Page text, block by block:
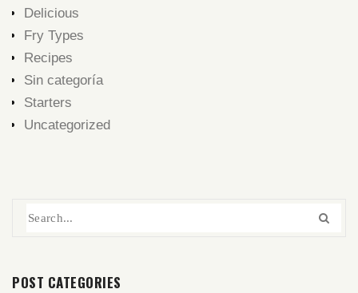
Delicious
Fry Types
Recipes
Sin categoría
Starters
Uncategorized
POST CATEGORIES